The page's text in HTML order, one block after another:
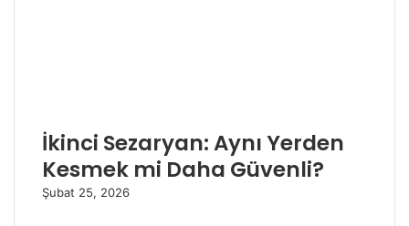
İkinci Sezaryan: Aynı Yerden
Kesmek mi Daha Güvenli?
Şubat 25, 2026